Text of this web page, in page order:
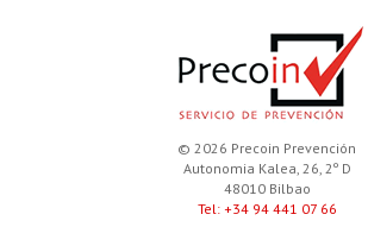
© 2026 Precoin Prevención
Autonomia Kalea, 26, 2º D
48010 Bilbao
Tel: +34 94 441 07 66